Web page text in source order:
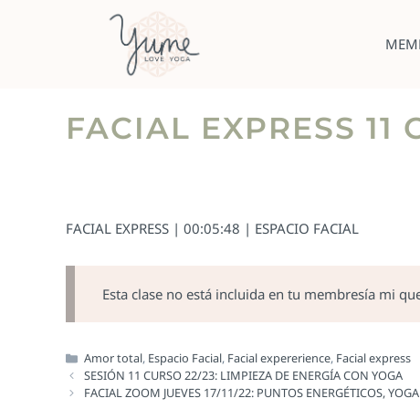
FACIAL EXPRESS
FACIAL EXPRESS | 00:05:48 | ESPACIO FACIAL
Esta clase no está incluida en tu membresía mi
Amor total, Espacio Facial, Facial expererience, Facial express
SESIÓN 11 CURSO 22/23: LIMPIEZA DE ENERGÍA CON YOGA
FACIAL ZOOM JUEVES 17/11/22: PUNTOS ENERGÉTICOS,